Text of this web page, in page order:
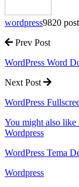
wordpress9820
Prev Post
WordPress Word
Next Post
WordPress
You might also like
Wordpress
WordPress Tema
Wordpress